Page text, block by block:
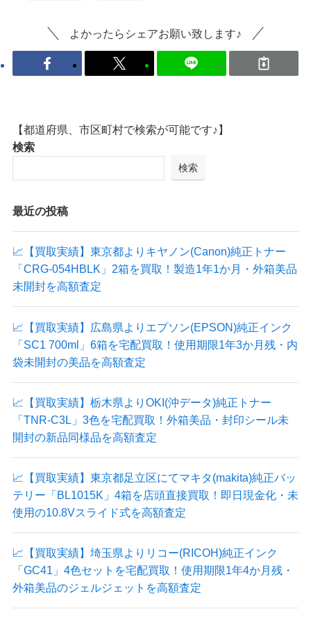
よかったらシェアお願い致します♪
【都道府県、市区町村で検索が可能です♪】
検索
検索
最近の投稿
📈【買取実績】東京都よりキヤノン(Canon)純正トナー
「CRG-054HBLK」2箱を買取！製造1年1か月・外箱美品
未開封を高額査定
📈【買取実績】広島県よりエプソン(EPSON)純正インク
「SC1 700ml」6箱を宅配買取！使用期限1年3か月残・内
袋未開封の美品を高額査定
📈【買取実績】栃木県よりOKI(沖データ)純正トナー
「TNR-C3L」3色を宅配買取！外箱美品・封印シール未
開封の新品同様品を高額査定
📈【買取実績】東京都足立区にてマキタ(makita)純正バッ
テリー「BL1015K」4箱を店頭直接買取！即日現金化・未
使用の10.8Vスライド式を高額査定
📈【買取実績】埼玉県よりリコー(RICOH)純正インク
「GC41」4色セットを宅配買取！使用期限1年4か月残・
外箱美品のジェルジェットを高額査定